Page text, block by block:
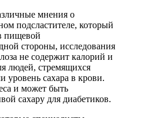
мнения о
подсластителе, который
пищевой
стороны, исследования
не содержит калорий и
людей, стремящихся
уровень сахара в крови.
и может быть
сахару для диабетиков.